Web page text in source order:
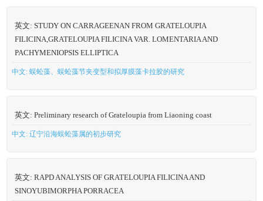
英文: STUDY ON CARRAGEENAN FROM GRATELOUPIA
FILICINA,GRATELOUPIA FILICINA VAR. LOMENTARIA AND
PACHYMENIOPSIS ELLIPTICA
中文: 蜈蚣藻、蜈蚣藻节夹变型和拟厚膜藻卡拉胶的研究
英文: Preliminary research of Grateloupia from Liaoning coast
中文: 辽宁沿海蜈蚣藻属的初步研究
英文: RAPD ANALYSIS OF GRATELOUPIA FILICINA AND
SINOYUBIMORPHA PORRACEA